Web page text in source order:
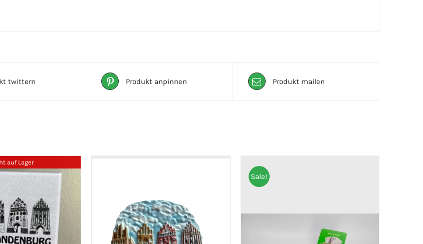
twittern Produkt anpinnen Produkt mailen
auf Lager
Sale!